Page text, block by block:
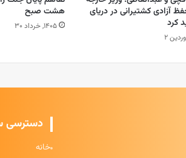
آزادی کشتیرانی در دریای
کرد
هشت صبح
۱۴۰۵, خرداد ۳۰
دسترسی
خانه